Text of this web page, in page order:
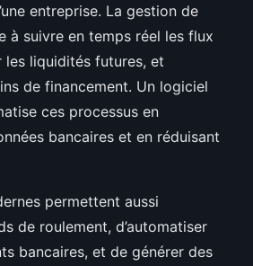
entreprise. La gestion de
à suivre en temps réel les flux
les liquidités futures, et
de financement. Un logiciel
ces processus en
bancaires et en réduisant
permettent aussi
de roulement, d’automatiser
bancaires, et de générer des